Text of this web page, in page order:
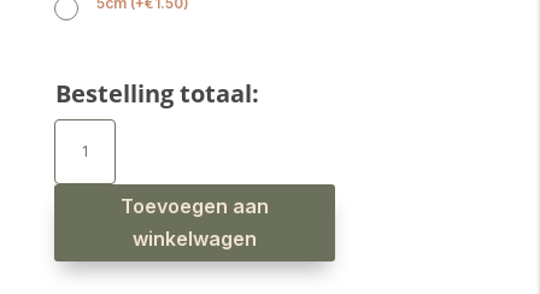
Bestelling totaal:
Haarspeldjes
vlecht
aantal
Toevoegen aan
winkelwagen